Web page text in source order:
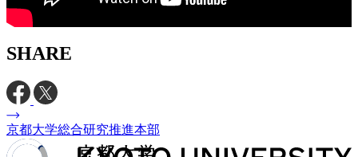
SHARE
京都大学総合研究推進本部